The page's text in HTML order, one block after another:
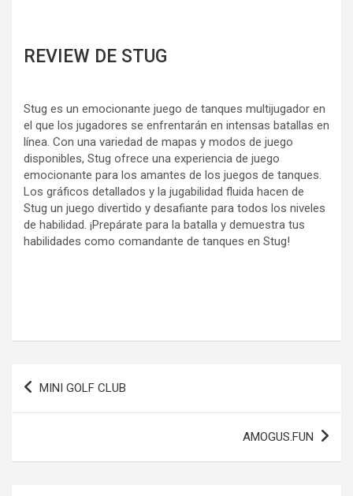
REVIEW DE STUG
Stug es un emocionante juego de tanques multijugador en
el que los jugadores se enfrentarán en intensas batallas en
línea. Con una variedad de mapas y modos de juego
disponibles, Stug ofrece una experiencia de juego
emocionante para los amantes de los juegos de tanques.
Los gráficos detallados y la jugabilidad fluida hacen de
Stug un juego divertido y desafiante para todos los niveles
de habilidad. ¡Prepárate para la batalla y demuestra tus
habilidades como comandante de tanques en Stug!
Navegación
MINI GOLF CLUB
AMOGUS.FUN